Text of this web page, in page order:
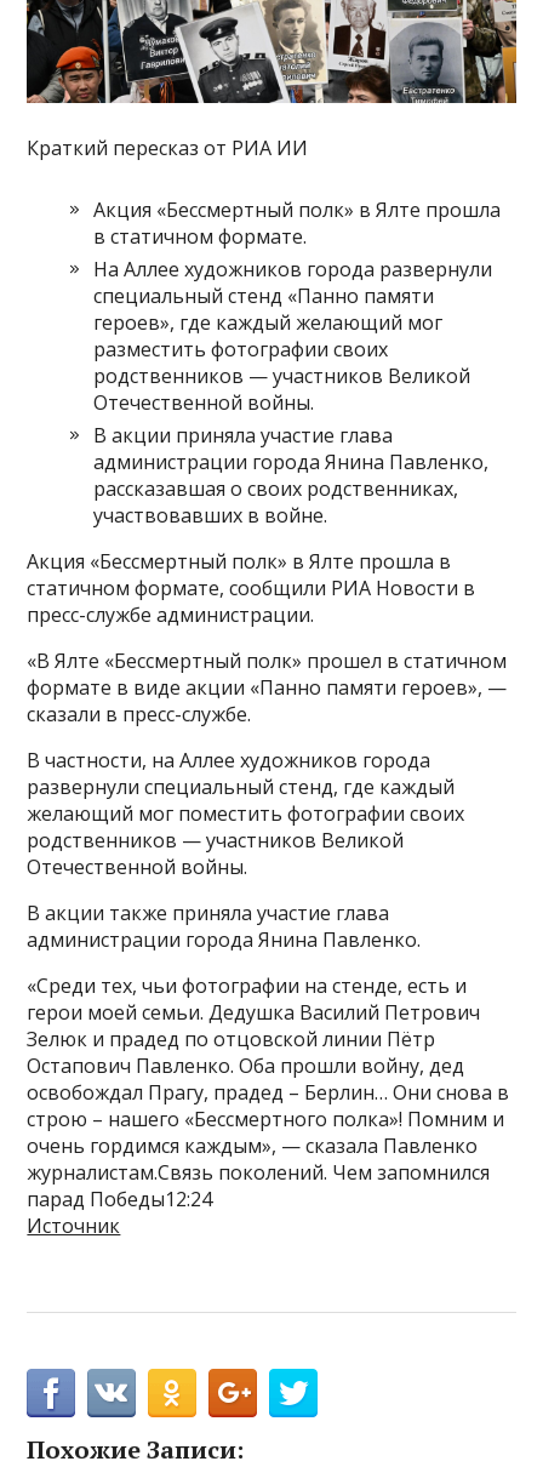
Краткий пересказ от РИА ИИ
Акция «Бессмертный полк» в Ялте прошла
в статичном формате.
На Аллее художников города развернули
специальный стенд «Панно памяти
героев», где каждый желающий мог
разместить фотографии своих
родственников — участников Великой
Отечественной войны.
В акции приняла участие глава
администрации города Янина Павленко,
рассказавшая о своих родственниках,
участвовавших в войне.
Акция «Бессмертный полк» в Ялте прошла в
статичном формате, сообщили РИА Новости в
пресс-службе администрации.
«В Ялте «Бессмертный полк» прошел в статичном
формате в виде акции «Панно памяти героев», —
сказали в пресс-службе.
В частности, на Аллее художников города
развернули специальный стенд, где каждый
желающий мог поместить фотографии своих
родственников — участников Великой
Отечественной войны.
В акции также приняла участие глава
администрации города Янина Павленко.
«Среди тех, чьи фотографии на стенде, есть и
герои моей семьи. Дедушка Василий Петрович
Зелюк и прадед по отцовской линии Пётр
Остапович Павленко. Оба прошли войну, дед
освобождал Прагу, прадед – Берлин… Они снова в
строю – нашего «Бессмертного полка»! Помним и
очень гордимся каждым», — сказала Павленко
журналистам.Связь поколений. Чем запомнился
парад Победы12:24
Источник
Похожие Записи: